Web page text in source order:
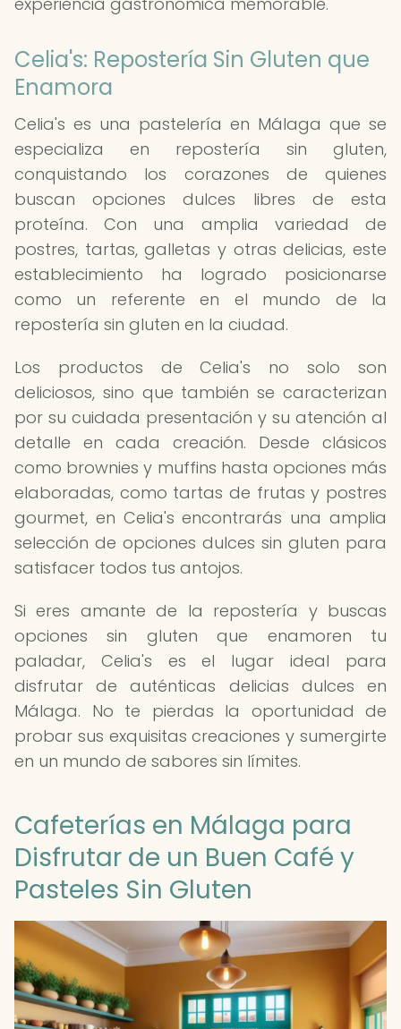
Celia's: Repostería Sin Gluten que
Enamora
Celia's es una pastelería en Málaga que se
especializa en repostería sin gluten,
conquistando los corazones de quienes
buscan opciones dulces libres de esta
proteína. Con una amplia variedad de
postres, tartas, galletas y otras delicias, este
establecimiento ha logrado posicionarse
como un referente en el mundo de la
repostería sin gluten en la ciudad.
Los productos de Celia's no solo son
deliciosos, sino que también se caracterizan
por su cuidada presentación y su atención al
detalle en cada creación. Desde clásicos
como brownies y muffins hasta opciones más
elaboradas, como tartas de frutas y postres
gourmet, en Celia's encontrarás una amplia
selección de opciones dulces sin gluten para
satisfacer todos tus antojos.
Si eres amante de la repostería y buscas
opciones sin gluten que enamoren tu
paladar, Celia's es el lugar ideal para
disfrutar de auténticas delicias dulces en
Málaga. No te pierdas la oportunidad de
probar sus exquisitas creaciones y sumergirte
en un mundo de sabores sin límites.
Cafeterías en Málaga para
Disfrutar de un Buen Café y
Pasteles Sin Gluten